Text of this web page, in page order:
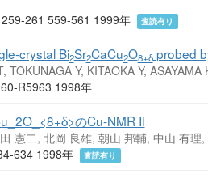
261 559-561 1999年
査読有り
crystal Bi2Sr2CaCu2O8+δprobed
TOKUNAGA Y, KITAOKA Y,
R5963 1998年
のCu-NMR II
憲二, 北岡 良雄, 朝山 邦輔, 中山 有理,
634 1998年
査読有り